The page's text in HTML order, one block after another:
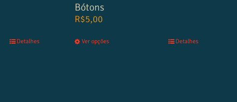
Detalhes
Bótons
R$5,00
Ver opções Detalhes